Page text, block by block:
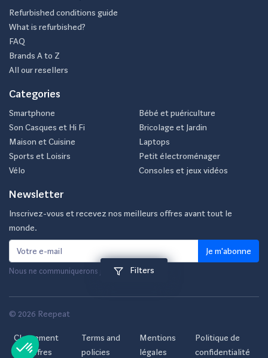
Filters
Refurbished conditions guide
What is refurbished?
FAQ
Brands A to Z
All our resellers
Categories
Smartphone
Son Casques et Hi Fi
Maison et Cuisine
Sports et Loisirs
Vélo
Bébé et puériculture
Bricolage et Jardin
Laptops
Petit électroménager
Consoles et jeux vidéos
Newsletter
Inscrivez-vous et recevez nos meilleurs offres avant tout le
monde.
Je m'abonne
Nous ne communiquerons jamais votre e-mail.
© 2026 Reepeat
Classement
des offres
Terms and
policies
Mentions
légales
Politique de
confidentialité